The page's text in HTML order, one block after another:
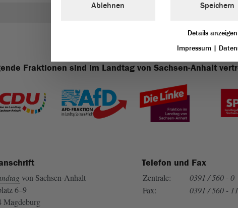
Fraktionen sind im Landtag von Sachsen-Anhalt
von Sachsen-Anhalt
6–9
Magdeburg
Telefon und Fax
Zentrale:
0391 / 560 - 0
Fax:
0391 / 560 -
Ablehnen Speichern
Details anzeigen
Impressum |